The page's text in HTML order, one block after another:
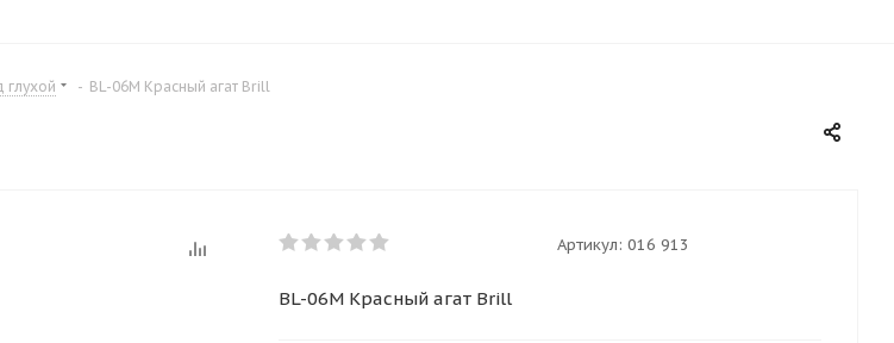
глухой - BL-06M Красный агат Brill
Артикул: 016 913
BL-06M Красный агат Brill